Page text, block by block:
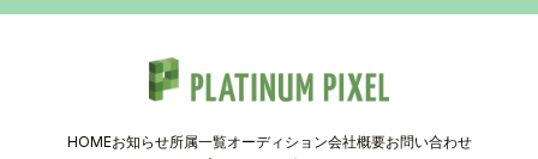
COMPANY
HOMEお知らせ所属一覧オーディション会社概要お問い合わせ